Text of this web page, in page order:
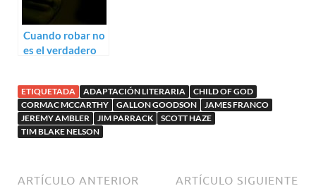
Cuando robar no
es el verdadero
ETIQUETADA ADAPTACIÓN LITERARIA
CHILD OF GOD
CORMAC MCCARTHY
GALLON GOODSON
JAMES FRANCO
JEREMY AMBLER
JIM PARRACK
SCOTT HAZE
TIM BLAKE NELSON
ARTÍCULO ANTERIOR ARTÍCULO SIGUIENTE